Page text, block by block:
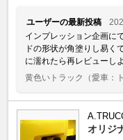
ユーザーの最新投稿
インプレッション企画に
ドの形状が角塗りし易く
に濡れたら再レビューし
黄色いトラック
（愛車：
オリジ